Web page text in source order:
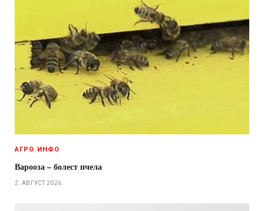
АГРО ИНФО
Варооза – болест пчела
2. АВГУСТ 2026.